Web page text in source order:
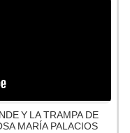
Y LA TRAMPA DE
MARÍA PALACIOS